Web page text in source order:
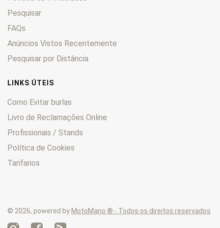
Pesquisar
FAQs
Anúncios Vistos Recentemente
Pesquisar por Distância
LINKS ÚTEIS
Como Evitar burlas
Livro de Reclamações Online
Profissionais / Stands
Política de Cookies
Tarifarios
© 2026, powered by MotoMano ® - Todos os direitos reservados